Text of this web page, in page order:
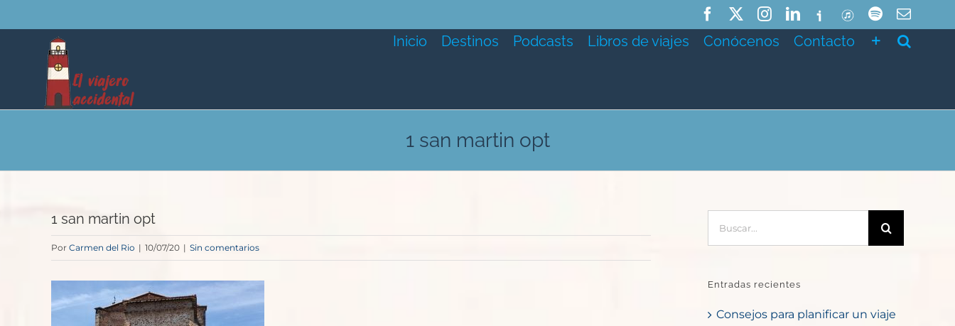
al
contenido
FacebookInstagramLinkedIn
IvooxITunesSpotifyCorreo
Inicio Destinos Podcasts Libros de viajes Conócenos Contacto
1 san martin opt
1 san martin opt
Por Carmen del Rio | 10/07/20 | Sin comentarios
Entradas recientes
Consejos para planificar un viaje